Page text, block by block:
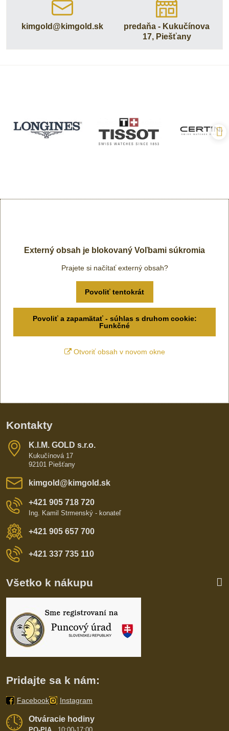
kimgold​@kimgold​.sk
predaňa - Kukučínova
17, Piešťany
Externý obsah je blokovaný Voľbami súkromia
Prajete si načítať externý obsah?
Povoliť tentokrát
Povoliť a zapamätať - súhlas s druhom cookie:
Funkčné
Otvoriť obsah v novom okne
Kontakty
K​​.I​​.M​​. GOLD s​​.r​​.o​​.
Kukučínová 17
92101 Piešťany
kimgold​@kimgold​.sk
+421 905 718 720
Ing. Kamil Strmenský - konateľ
+421 905 657 700
+421 337 735 110
Všetko k nákupu
Pridajte sa k nám:
Facebook Instagram
Otváracie hodiny